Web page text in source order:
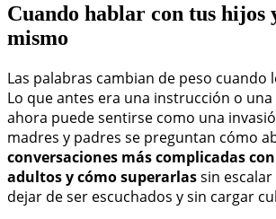
Cuando hablar con tus hijos
mismo
Las palabras cambian de peso cuando
Lo que antes era una instrucción o una
ahora puede sentirse como una
madres y padres se preguntan cómo
conversaciones más complicadas
adultos y cómo superarlassin
dejar de ser escuchados y sin cargar